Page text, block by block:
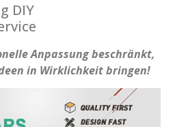
DIY
Anpassung beschränkt,
in Wirklichkeit bringen!